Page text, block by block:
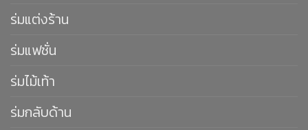
ร่มแต่งร้าน
ร่มแฟชั่น
ร่มไม้เท้า
ร่มกลับด้าน